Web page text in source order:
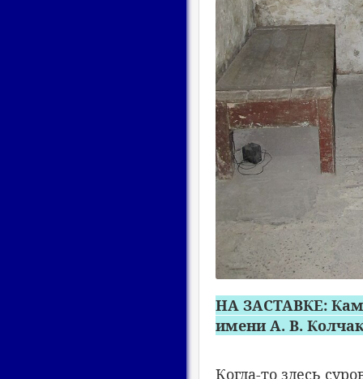
НА ЗАСТАВКЕ:
имени А. В.
Когда-то здесь